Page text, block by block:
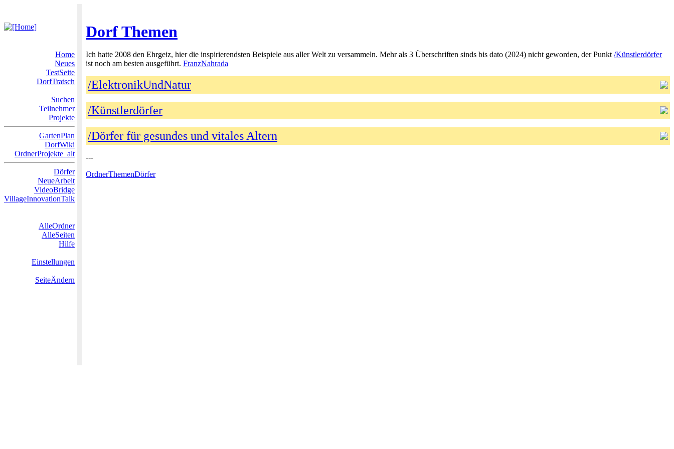
Dorf Themen
Home
Neues
TestSeite
DorfTratsch
Suchen
Teilnehmer
Projekte
GartenPlan
DorfWiki
OrdnerProjekte_alt
Dörfer
NeueArbeit
VideoBridge
VillageInnovationTalk
AlleOrdner
AlleSeiten
Hilfe
Einstellungen
SeiteÄndern
Ich hatte 2008 den Ehrgeiz, hier die inspirierendsten Beispiele aus aller Welt zu versammeln. Mehr als 3 Überschriften sinds bis dato (2024) nicht geworden, der Punkt /Künstlerdörfer
ist noch am besten ausgeführt. FranzNahrada
/ElektronikUndNatur
/Künstlerdörfer
/Dörfer für gesundes und vitales Altern
---
OrdnerThemenDörfer